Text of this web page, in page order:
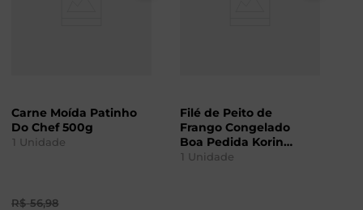
Carne Moída Patinho
Do Chef 500g
1 Unidade
R$ 56,98
Filé de Peito de
Frango Congelado
Boa Pedida Korin
600g
1 Unidade